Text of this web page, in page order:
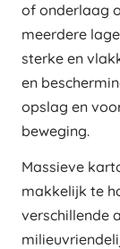
of onderlaag
meerdere
sterke en
en
opslag en
beweging.
Massieve
makkelijk te
verschillende